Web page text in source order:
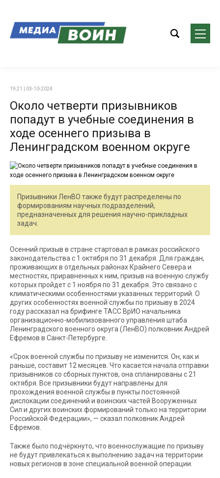
19:21 | 03-10-2024
Около четверти призывников
попадут в учебные соединения в
ходе осеннего призыва в
Ленинградском военном округе
Призывники ЛенВО также будут распределены по
формированиям научных подразделений,
предназначенных для решения научно-прикладных
задач.
Осенний призыв в стране стартовал в рамках российского
законодательства с 1 октября по 31 декабря. Для граждан,
проживающих в отдельных районах Крайнего Севера и
местностях, приравненных к ним, призыв на военную службу
которых пройдет с 1 ноября по 31 декабря. Это связано с
климатическими особенностями указанных территорий. О
других особенностях военной службы по призыву в 2024
году рассказал на брифинге ТАСС ВрИО начальника
организационно-мобилизованного управления штаба
Ленинградского военного округа (ЛенВО) полковник Андрей
Ефремов в Санкт-Петербурге.
«Срок военной службы по призыву не изменится. Он, как и
раньше, составит 12 месяцев. Что касается начала отправки
призывников со сборных пунктов, она спланированы с 21
октября. Все призывники будут направлены для
прохождения военной службы в пункты постоянной
дислокации соединений и воинских частей Вооруженных
Сил и других воинских формирований только на территории
Российской Федерации», — сказал полковник Андрей
Ефремов.
Также было подчёркнуто, что военнослужащие по призыву
не будут привлекаться к выполнению задач на территории
новых регионов в зоне специальной военной операции.